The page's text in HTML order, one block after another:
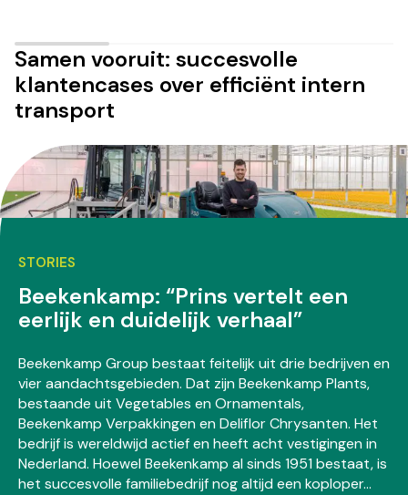
Samen vooruit: succesvolle
klantencases over efficiënt intern
transport
STORIES
Beekenkamp: “Prins vertelt een
eerlijk en duidelijk verhaal”
Beekenkamp Group bestaat feitelijk uit drie bedrijven en
vier aandachtsgebieden. Dat zijn Beekenkamp Plants,
bestaande uit Vegetables en Ornamentals,
Beekenkamp Verpakkingen en Deliflor Chrysanten. Het
bedrijf is wereldwijd actief en heeft acht vestigingen in
Nederland. Hoewel Beekenkamp al sinds 1951 bestaat, is
het succesvolle familiebedrijf nog altijd een koploper…